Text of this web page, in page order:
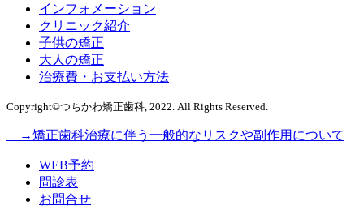
インフォメーション
クリニック紹介
子供の矯正
大人の矯正
治療費・お支払い方法
Copyright©つちかわ矯正歯科, 2022. All Rights Reserved.
→矯正歯科治療に伴う一般的なリスクや副作用について
WEB予約
問診表
お問合せ